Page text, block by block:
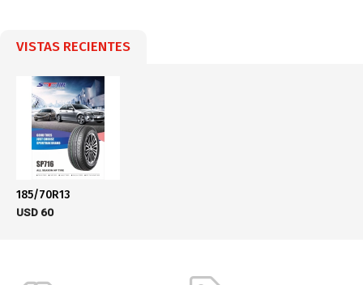
VISTAS RECIENTES
185/70R13
USD 60